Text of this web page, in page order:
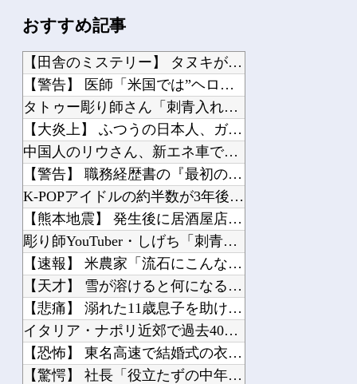
おすすめ記事
【田舎のミステリー】 タヌキが人間に化ける説、これ多分マジ
【警告】 医師「米国では”ヘロインと同じくらいヤバい薬”が日本では平気で処方され...
タトゥー彫り師さん「刺青入れてる奴は全員バカです」→30万再生ｗｗｗｗｗｗ
【大炎上】 ふつうの日本人、ガチで滅びそう…
中国人のリウさん、新エネ車で国境越えたら遠隔操作で30時間ロックされる！
【警告】 職務経歴書の『最初の5行に書くべきこと』がこれ
K-POPアイドルの約半数が3年後には姿を消す…損益分岐点突破は4％未満
【熊本地震】 発生後に居酒屋店内から温泉が吹き出す ← これ前触れじゃね？
彫り師YouTuber・しげち「刺青タトゥー入れてる奴は全員バカです」「すごい民...
【速報】 米農家「流石にこんな値段じゃ、米作り辞める人、出るんじゃないかなあ？？...
【天才】 雪が溶けると何になる？理系「水になるでしょw」文系ワイ「はぁ～…」→結...
【悲痛】 溺れた11歳息子を助けようと川へ…40歳父親が死亡 息子は母親が救助 ...
イタリア・ナポリ近郊で過去40年で最大規模の地震「M4.7」の揺れを観測
【恐怖】 東名高速で結婚式の衣装合わせに向かっていた夫婦の車に何度も何度も追突し...
【驚愕】 社長「役立たずの中年社員解雇したら若手もみんな辞めてしまった…」